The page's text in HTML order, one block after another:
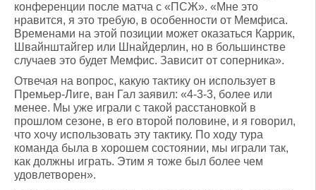
конференции после матча с «ПСЖ». «Мне это
нравится, я это требую, в особенности от Мемфиса.
Временами на этой позиции может оказаться Каррик,
Швайнштайгер или Шнайдерлин, но в большинстве
случаев это будет Мемфис. Зависит от соперника».
Отвечая на вопрос, какую тактику он использует в
Премьер-Лиге, ван Гал заявил: «4-3-3, более или
менее. Мы уже играли с такой расстановкой в
прошлом сезоне, в его второй половине, и я говорил,
что хочу использовать эту тактику. По ходу тура
команда была в хорошем состоянии, мы играли так,
как должны играть. Этим я тоже был более чем
удовлетворен».